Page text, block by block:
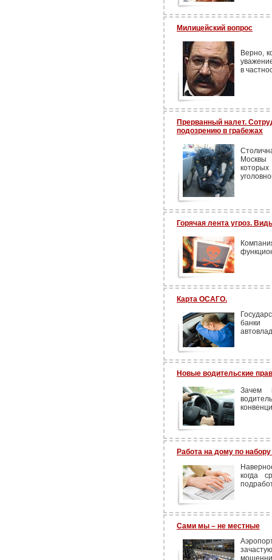
Милицейский вопрос
Верно,
в
Прерванный налет.
подозрению в грабежах
Горячая лента угроз.
Карта ОСАГО.
банки
Новые водительские
Зачем
Работа на дому по набору
когда
Сами мы – не местные